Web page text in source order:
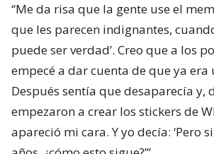
“Me da risa que la gente use el
que les parecen indignantes,
puede ser verdad’. Creo que a los
empecé a dar cuenta de que ya era
Después sentía que desaparecía y,
empezaron a crear los stickers de
apareció mi cara. Y yo decía: ‘Pero